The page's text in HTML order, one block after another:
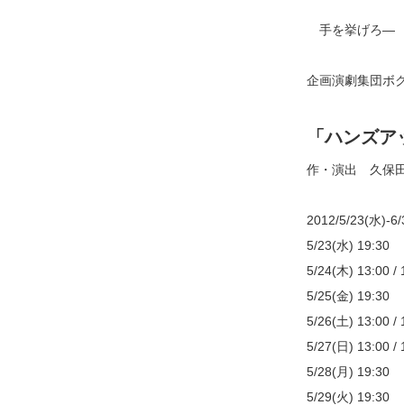
手を挙げろ―
企画演劇集団ボ
「ハンズ
作・演出 久保
2012/5/23(水)-
5/23(水) 19:30
5/24(木) 13:00 /
5/25(金) 19:30
5/26(土) 13:00 /
5/27(日) 13:00 /
5/28(月) 19:30
5/29(火) 19:30